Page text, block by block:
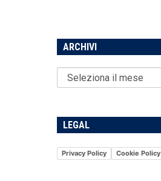
ARCHIVI
LEGAL
Privacy Policy Cookie Policy